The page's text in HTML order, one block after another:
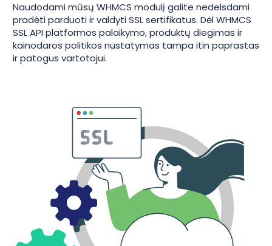
Naudodami mūsų WHMCS modulį galite nedelsdami
pradėti parduoti ir valdyti SSL sertifikatus. Dėl WHMCS
SSL API platformos palaikymo, produktų diegimas ir
kainodaros politikos nustatymas tampa itin paprastas
ir patogus vartotojui.